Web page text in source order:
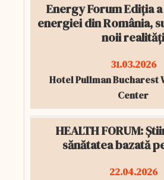
Energy Forum Ediția a
energiei din România,
noii realități
31.03.2026
Hotel Pullman Bucharest
Center
HEALTH FORUM:
sănătatea bazată
22.04.2026